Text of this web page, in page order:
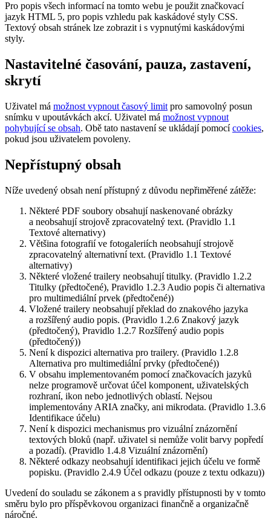
Pro popis všech informací na tomto webu je použit značkovací
jazyk HTML 5, pro popis vzhledu pak kaskádové styly CSS.
Textový obsah stránek lze zobrazit i s vypnutými kaskádovými
styly.
Nastavitelné časování, pauza, zastavení,
skrytí
Uživatel má možnost vypnout časový limit pro samovolný posun
snímku v upoutávkách akcí. Uživatel má možnost vypnout
pohybující se obsah. Obě tato nastavení se ukládají pomocícookies,
pokud jsou uživatelem povoleny.
Nepřístupný obsah
Níže uvedený obsah není přístupný z důvodu nepřiměřené zátěže:
Některé PDF soubory obsahují naskenované obrázky
a neobsahují strojově zpracovatelný text. (Pravidlo 1.1
Textové alternativy)
Většina fotografií ve fotogaleriích neobsahují strojově
zpracovatelný alternativní text. (Pravidlo 1.1 Textové
alternativy)
Některé vložené trailery neobsahují titulky. (Pravidlo 1.2.2
Titulky (předtočené), Pravidlo 1.2.3 Audio popis či alternativa
pro multimediální prvek (předtočené))
Vložené trailery neobsahují překlad do znakového jazyka
a rozšířený audio popis. (Pravidlo 1.2.6 Znakový jazyk
(předtočený), Pravidlo 1.2.7 Rozšířený audio popis
(předtočený))
Není k dispozici alternativa pro trailery. (Pravidlo 1.2.8
Alternativa pro multimediální prvky (předtočené))
V obsahu implementovaném pomocí značkovacích jazyků
nelze programově určovat účel komponent, uživatelských
rozhraní, ikon nebo jednotlivých oblastí. Nejsou
implementovány ARIA značky, ani mikrodata. (Pravidlo 1.3.6
Identifikace účelu)
Není k dispozici mechanismus pro vizuální znázornění
textových bloků (např. uživatel si nemůže volit barvy popředí
a pozadí). (Pravidlo 1.4.8 Vizuální znázornění)
Některé odkazy neobsahují identifikaci jejich účelu ve formě
popisku. (Pravidlo 2.4.9 Účel odkazu (pouze z textu odkazu))
Uvedení do souladu se zákonem a s pravidly přístupnosti by v tomto
směru bylo pro příspěvkovou organizaci finančně a organizačně
náročné.